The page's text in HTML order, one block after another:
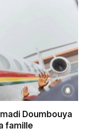
Doumbouya
famille